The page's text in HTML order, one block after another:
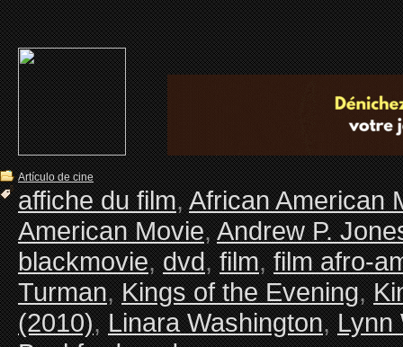
Artículo de cine
affiche du film,African American
American Movie,Andrew P.
blackmovie,dvd,film,film afro-
Turman,Kings of the Evening,
(2010),Linara Washington,Lynn